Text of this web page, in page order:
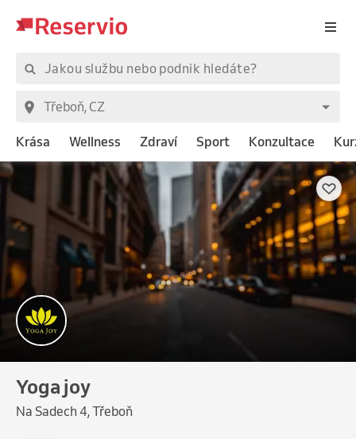
Krása Wellness Zdraví Sport Konzultace
Yoga joy
Na Sadech 4, Třeboň